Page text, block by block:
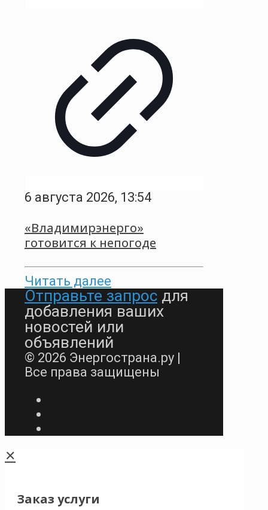
6 августа 2026, 13:54
«Владимирэнерго»
готовится к непогоде
Читать далее
Отправьте запрос для
добавления ваших
новостей или
объявлений
© 2026 Энергострана.ру |
Все права защищены
✕
Заказ услуги